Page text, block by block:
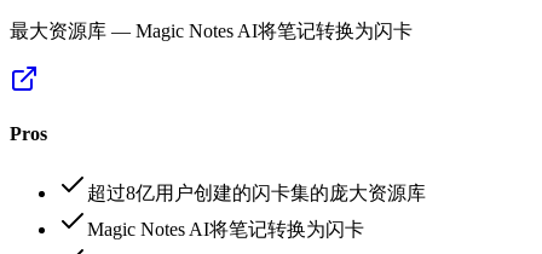
最大资源库 — Magic Notes AI将笔记转换为闪卡
Pros
超过8亿用户创建的闪卡集的庞大资源库
Magic Notes AI将笔记转换为闪卡